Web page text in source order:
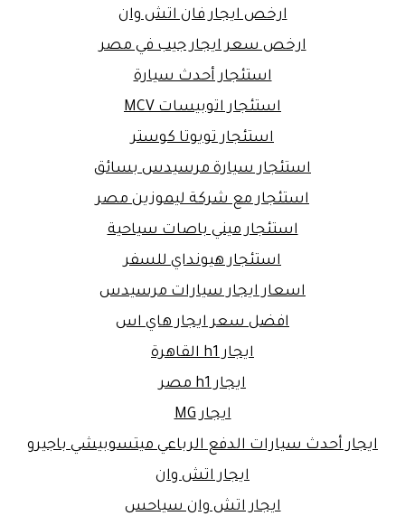
ارخص ايجار فان اتش وان
ارخص سعر ايجار جيب في مصر
استئجار أحدث سيارة
استئجار اتوبيسات MCV
استئجار تويوتا كوستر
استئجار سيارة مرسيدس بسائق
استئجار مع شركة ليموزين مصر
استئجار ميني باصات سياحية
استئجار هيونداي للسفر
اسعار ايجار سيارات مرسيدس
افضل سعر ايجار هاي اس
ايجار h1 القاهرة
ايجار h1 مصر
ايجار MG
ايجار أحدث سيارات الدفع الرباعي ميتسوبيشي باجيرو
ايجار اتش وان
ايجار اتش وان سياحس